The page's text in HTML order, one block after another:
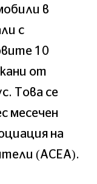
в
с
10
от
Това се
месечен
на
(ACEA).